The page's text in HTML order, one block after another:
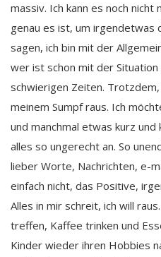
massiv. Ich kann es noch
genau es ist, um irgendetwas
sagen, ich bin mit der
wer ist schon mit der
schwierigen Zeiten.
meinem Sumpf raus. Ich
und manchmal etwas kurz und
alles so ungerecht an. So
lieber Worte, Nachrichten, e-
einfach nicht, das Positive,
Alles in mir schreit, ich will
treffen, Kaffee trinken und
Kinder wieder ihren Hobbies